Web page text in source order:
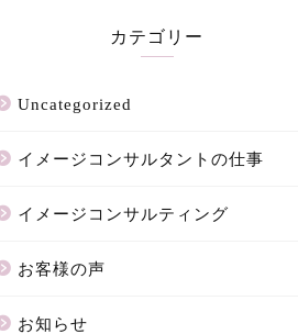
カテゴリー
Uncategorized
イメージコンサルタントの仕事
イメージコンサルティング
お客様の声
お知らせ